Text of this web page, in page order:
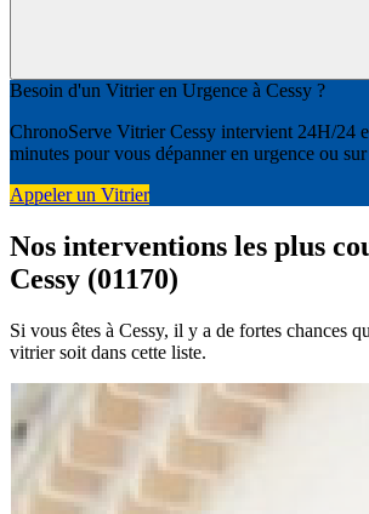
Besoin d'un Vitrier en Urgence à Cessy ?
ChronoServe Vitrier Cessy intervient 24H/24
minutes pour vous dépanner en urgence ou
Appeler un Vitrier
Nos interventions les plus
Cessy (01170)
Si vous êtes à Cessy, il y a de fortes chances
vitrier soit dans cette liste.